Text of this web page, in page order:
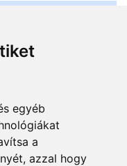
egyéb
a
azzal hogy